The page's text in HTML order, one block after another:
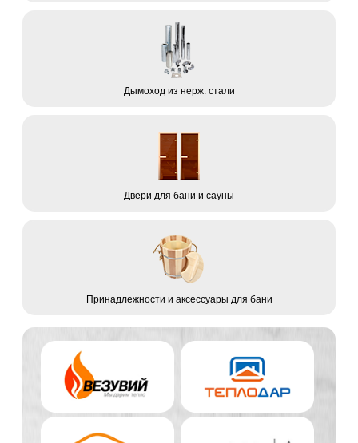
Дымоход из нерж. стали
Двери для бани и сауны
Принадлежности и аксессуары для бани